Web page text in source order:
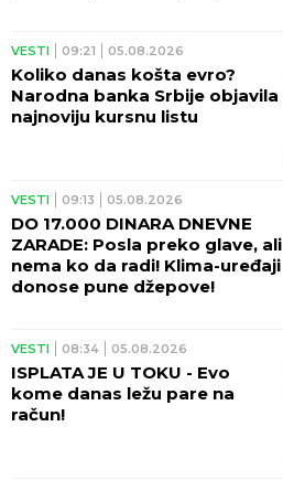
VESTI 09:21 05.08.2026
Koliko danas košta evro?
Narodna banka Srbije objavila
najnoviju kursnu listu
VESTI 09:13 05.08.2026
DO 17.000 DINARA DNEVNE
ZARADE: Posla preko glave, ali
nema ko da radi! Klima-uređaji
donose pune džepove!
VESTI 08:34 05.08.2026
ISPLATA JE U TOKU - Evo
kome danas ležu pare na
račun!